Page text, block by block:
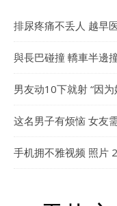
排尿疼痛不丢人 越早
與長巴碰撞 轎車半邊
男友动10下就射 “因
这名男子有烦恼 女友
手机拥不雅视频 照片